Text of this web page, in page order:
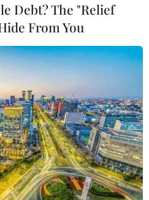
siêu thị tại Milan, Italy. (Ảnh:
TTXVN)
kê châu Âu (Eurostat)
thấy tỷ lệ lạm phát của
châu Âu (Eurozone) đã
Debt? The "Relief
From You